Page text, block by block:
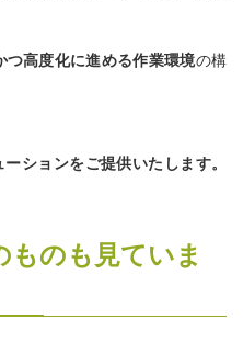
つ高度化に進める作業環境の構
ションをご提供いたします。
ものも見ていま